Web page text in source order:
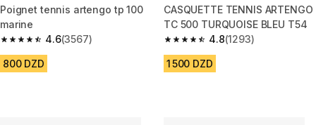
Poignet tennis artengo tp 100
marine
4.6
4.6 out of 5 stars from 3567 reviews
(3567)
800 DZD
CASQUETTE TENNIS ARTENGO
TC 500 TURQUOISE BLEU T54
4.8
4.8 out of 5 stars from 1293
(1293)
1 500 DZD